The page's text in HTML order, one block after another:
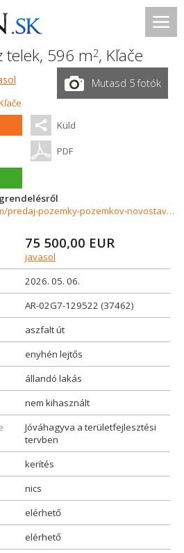
telek, 596 m2, Kľače
Mutasd 5 fotók
Küld
PDF
https://www.reality-zilina.com/predaj-pozemky-pozemkov-novostavby/Stavebny-pozemok-pre-rodinny-dom-596-m2-Rajec--Klace-37462/?utm_source=areality&utm_medium=xml&utm_term=37462&utm_content=chalupa&utm_campaign=portaly
75 500,00 EUR
javasol
2026. 05. 06.
AR-02G7-129522 (37462)
aszfalt út
enyhén lejtős
állandó lakás
nem kihasznált
Jóváhagyva a területfejlesztési
tervben
kerítés
nics
elérhető
elérhető